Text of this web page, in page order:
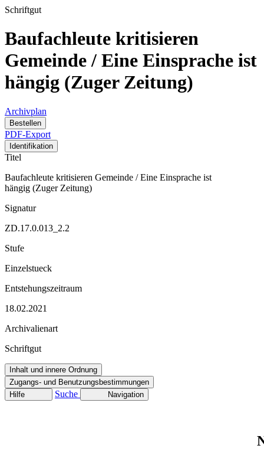
Schriftgut
Baufachleute kritisieren
Gemeinde / Eine Einsprache ist
hängig (Zuger Zeitung)
Archivplan
Bestellen
PDF-Export
Identifikation
Titel
Baufachleute kritisieren Gemeinde / Eine Einsprache ist
hängig (Zuger Zeitung)
Signatur
ZD.17.0.013_2.2
Stufe
Einzelstueck
Entstehungszeitraum
18.02.2021
Archivalienart
Schriftgut
Inhalt und innere Ordnung
Zugangs- und Benutzungsbestimmungen
Hilfe
Suche Navigation